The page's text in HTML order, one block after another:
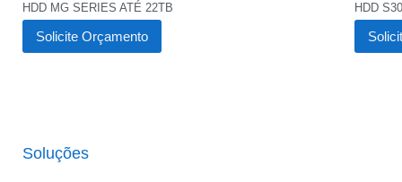
HDD MG SERIES ATÉ 22TB
Solicite Orçamento
HDD
Soluções